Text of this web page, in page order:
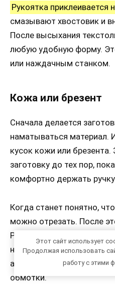
Рукоятка приклеивается
смазывают хвостовик и
После высыхания
любую удобную форму.
или наждачным станком.
Кожа или брезент
Сначала делается
наматываться материал.
кусок кожи или
заготовку до тех пор,
комфортно держать
Когда станет понятно,
можно отрезать. После
Ручку нужно покрыть
намотать кожу или
аккуратно, так как это
обмотки.
Этот сайт использует
Продолжая использовать
работу с этими